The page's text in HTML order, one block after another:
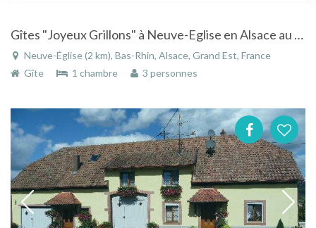
Gîtes "Joyeux Grillons" à Neuve-Eglise en Alsace au calme de la forêt
Neuve-Église (2 km), Bas-Rhin, Alsace, Grand Est, France
Gîte
1 chambre 3 personnes